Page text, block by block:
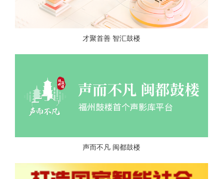
才聚首善 智汇鼓楼
声而不凡 闽都鼓楼